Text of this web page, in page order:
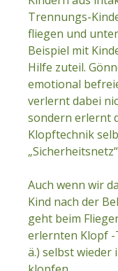
Trennungs-
fliegen und
Beispiel mit
Hilfe zuteil.
emotional
verlernt dabei
sondern erlernt
Klopftechnik
Auch wenn wir
Kind nach der
geht beim
erlernten Klopf -
ä.) selbst